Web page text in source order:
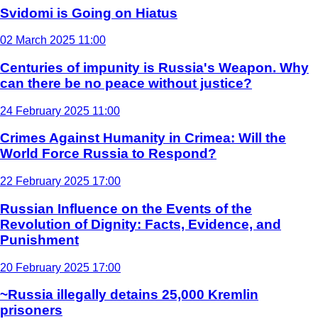
Svidomi is Going on Hiatus
02 March 2025 11:00
Centuries of impunity is Russia's Weapon. Why
can there be no peace without justice?
24 February 2025 11:00
Crimes Against Humanity in Crimea: Will the
World Force Russia to Respond?
22 February 2025 17:00
Russian Influence on the Events of the
Revolution of Dignity: Facts, Evidence, and
Punishment
20 February 2025 17:00
~Russia illegally detains 25,000 Kremlin
prisoners